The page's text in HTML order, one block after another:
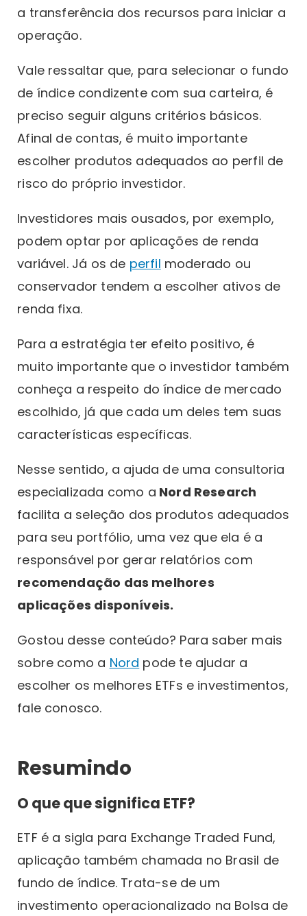
a transferência dos recursos para iniciar a
operação.
Vale ressaltar que, para selecionar o fundo
de índice condizente com sua carteira, é
preciso seguir alguns critérios básicos.
Afinal de contas, é muito importante
escolher produtos adequados ao perfil de
risco do próprio investidor.
Investidores mais ousados, por exemplo,
podem optar por aplicações de renda
variável. Já os de perfil moderado ou
conservador tendem a escolher ativos de
renda fixa.
Para a estratégia ter efeito positivo, é
muito importante que o investidor também
conheça a respeito do índice de mercado
escolhido, já que cada um deles tem suas
características específicas.
Nesse sentido, a ajuda de uma consultoria
especializada como a Nord Research
facilita a seleção dos produtos adequados
para seu portfólio, uma vez que ela é a
responsável por gerar relatórios com
recomendação das melhores
aplicações disponíveis.
Gostou desse conteúdo? Para saber mais
sobre como a Nord pode te ajudar a
escolher os melhores ETFs e investimentos,
fale conosco.
Resumindo
O que que significa ETF?
ETF é a sigla para Exchange Traded Fund,
aplicação também chamada no Brasil de
fundo de índice. Trata-se de um
investimento operacionalizado na Bolsa de